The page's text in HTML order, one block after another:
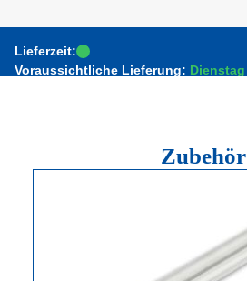
Lieferzeit:
Voraussichtliche Lieferung: Dienstag
Produktgalerie überspringenZubehör